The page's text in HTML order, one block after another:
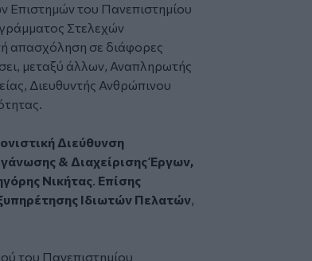
Επιστημών του Πανεπιστημίου
Στελεχών
απασχόληση σε διάφορες
μεταξύ άλλων, Αναπληρωτής
Διευθυντής Ανθρώπινου
Διεύθυνση
& Διαχείρισης Έργων,
Νικήτας. Επίσης
Ιδιωτών Πελατών,
του Πανεπιστημίου